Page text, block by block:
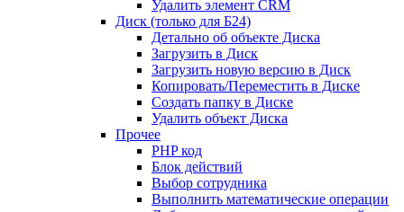
Удалить элемент CRM
Диск (только для Б24)
Детально об объекте Диска
Загрузить в Диск
Загрузить новую версию в Диск
Копировать/Переместить в Диске
Создать папку в Диске
Удалить объект Диска
Прочее
PHP код
Блок действий
Выбор сотрудника
Выполнить математические операции